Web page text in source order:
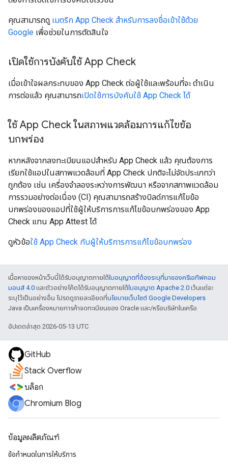
คุณสามารถดู เมตริก App Check สำหรับการลงชื่อเข้าใช้ด้วย
Google เพื่อช่วยในการตัดสินใจ
เปิดใช้การบังคับใช้ App Check
เมื่อเข้าใจผลกระทบของ App Check ต่อผู้ใช้และพร้อมที่จะ ดำเนิน
การต่อแล้ว คุณสามารถเปิดใช้การบังคับใช้ App Check ได้
ใช้ App Check ในสภาพแวดล้อมการแก้ไขข้อ
บกพร่อง
หากหลังจากลงทะเบียนแอปสำหรับ App Check แล้ว คุณต้องการ
เรียกใช้แอปในสภาพแวดล้อมที่ App Check ปกติจะไม่จัดประเภทว่า
ถูกต้อง เช่น เครื่องจำลองระหว่างการพัฒนา หรือจากสภาพแวดล้อม
การรวมอย่างต่อเนื่อง (CI) คุณสามารถสร้างบิลด์การแก้ไขข้อ
บกพร่องของแอปที่ใช้ผู้ให้บริการการแก้ไขข้อบกพร่องของ App
Check แทน App Attest ได้
ดูหัวข้อใช้ App Check กับผู้ให้บริการการแก้ไขข้อบกพร่อง
เนื้อหาของหน้าเว็บนี้ได้รับอนุญาตภายใต้ใบอนุญาตที่ต้องระบุที่มาของครีเอทีฟคอม
มอนส์ 4.0 และตัวอย่างโค้ดได้รับอนุญาตภายใต้ใบอนุญาต Apache 2.0 เว้นแต่จะ
ระบุไว้เป็นอย่างอื่น โปรดดูรายละเอียดที่นโยบายเว็บไซต์ Google Developers
Java เป็นเครื่องหมายการค้าจดทะเบียนของ Oracle และ/หรือบริษัทในเครือ
อัปเดตล่าสุด 2026-05-13 UTC
GitHub
Stack Overflow
บล็อก
Chromium Blog
ข้อมูลผลิตภัณฑ์
ข้อกำหนดในการให้บริการ